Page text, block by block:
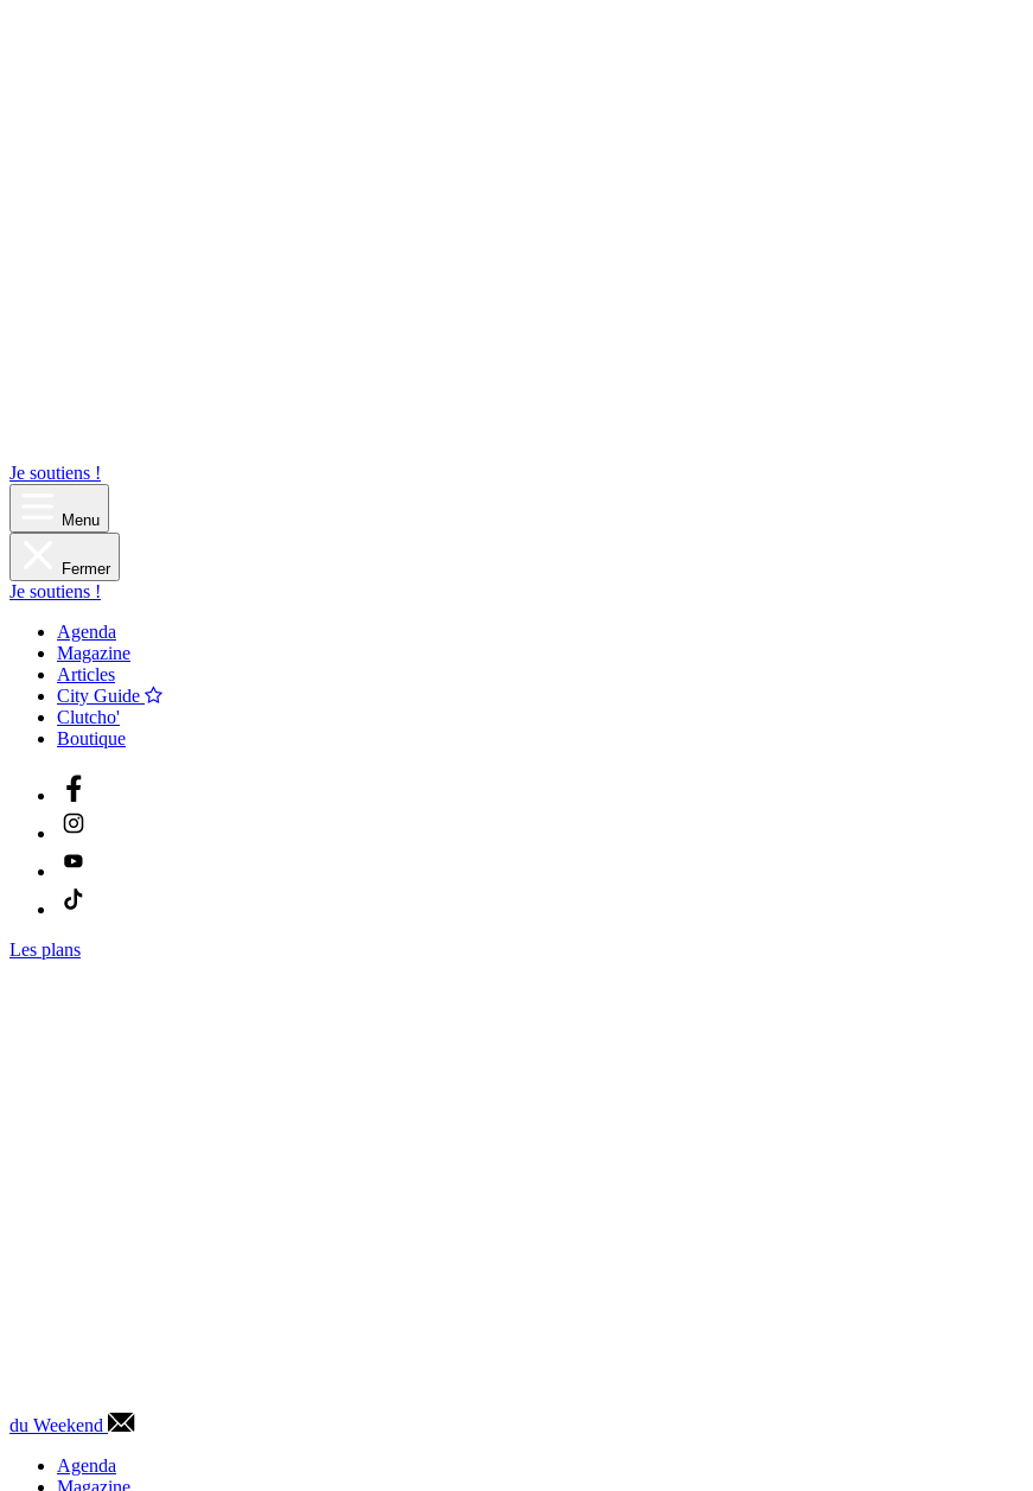
Je soutiens !
Menu
Fermer
Je soutiens !
Agenda
Magazine
Articles
City Guide
Clutcho'
Boutique
Les plans
du Weekend
Agenda